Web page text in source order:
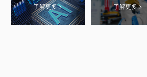
了解更多 > 了解更多 >